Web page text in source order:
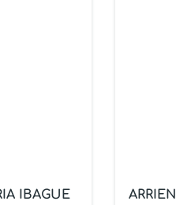
IBAGUE